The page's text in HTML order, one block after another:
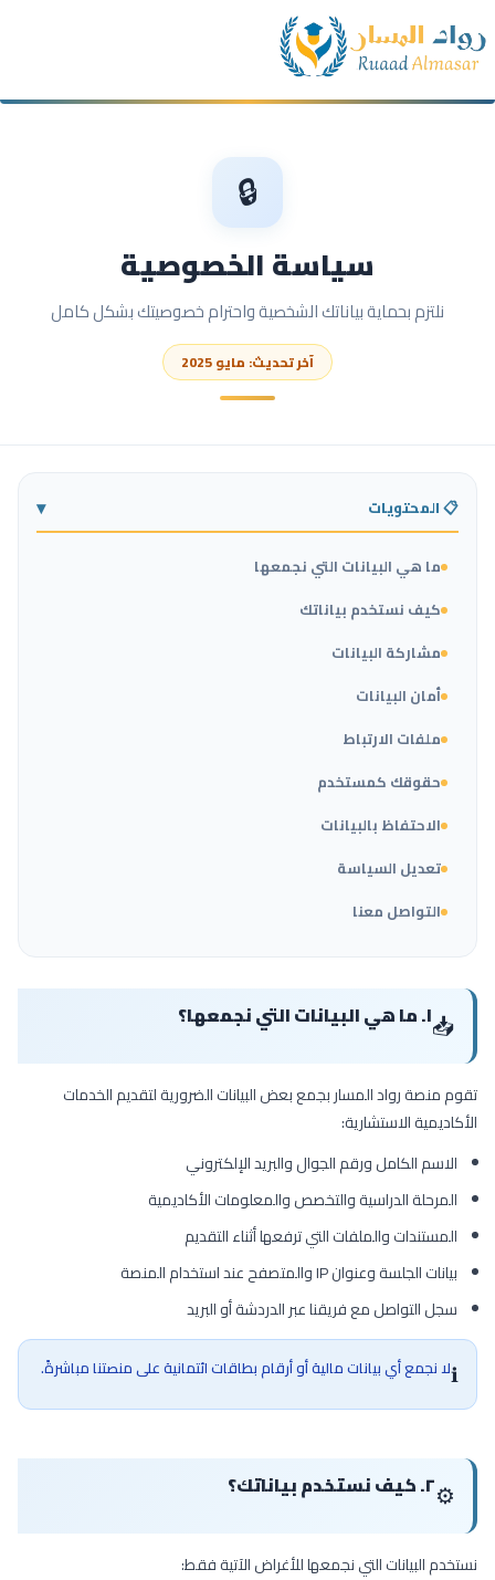
🔒
سياسة الخصوصية
نلتزم بحماية بياناتك الشخصية واحترام خصوصيتك بشكل كامل
آخر تحديث: مايو 2025
📋 المحتويات
ما هي البيانات التي نجمعها
كيف نستخدم بياناتك
مشاركة البيانات
أمان البيانات
ملفات الارتباط
حقوقك كمستخدم
الاحتفاظ بالبيانات
تعديل السياسة
التواصل معنا
📥١. ما هي البيانات التي نجمعها؟
تقوم منصة رواد المسار بجمع بعض البيانات الضرورية لتقديم الخدمات
الأكاديمية الاستشارية:
الاسم الكامل ورقم الجوال والبريد الإلكتروني
المرحلة الدراسية والتخصص والمعلومات الأكاديمية
المستندات والملفات التي ترفعها أثناء التقديم
بيانات الجلسة وعنوان IP والمتصفح عند استخدام المنصة
سجل التواصل مع فريقنا عبر الدردشة أو البريد
ℹ️لا نجمع أي بيانات مالية أو أرقام بطاقات ائتمانية على منصتنا مباشرةً.
⚙️٢. كيف نستخدم بياناتك؟
نستخدم البيانات التي نجمعها للأغراض الآتية فقط: